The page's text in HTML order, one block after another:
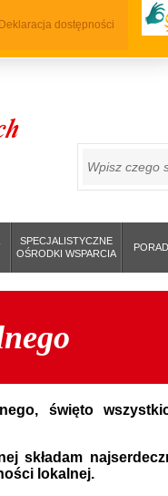
Deklaracja dostępności
SZUKAJ
SPECJALISTYCZNE
OŚRODKI WSPARCIA
święto
składam
lokalnej.